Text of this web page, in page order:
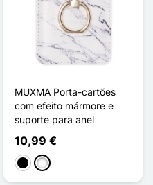
MUXMA Porta-cartões
com efeito mármore e
suporte para anel
10,99 €
PretoBranco